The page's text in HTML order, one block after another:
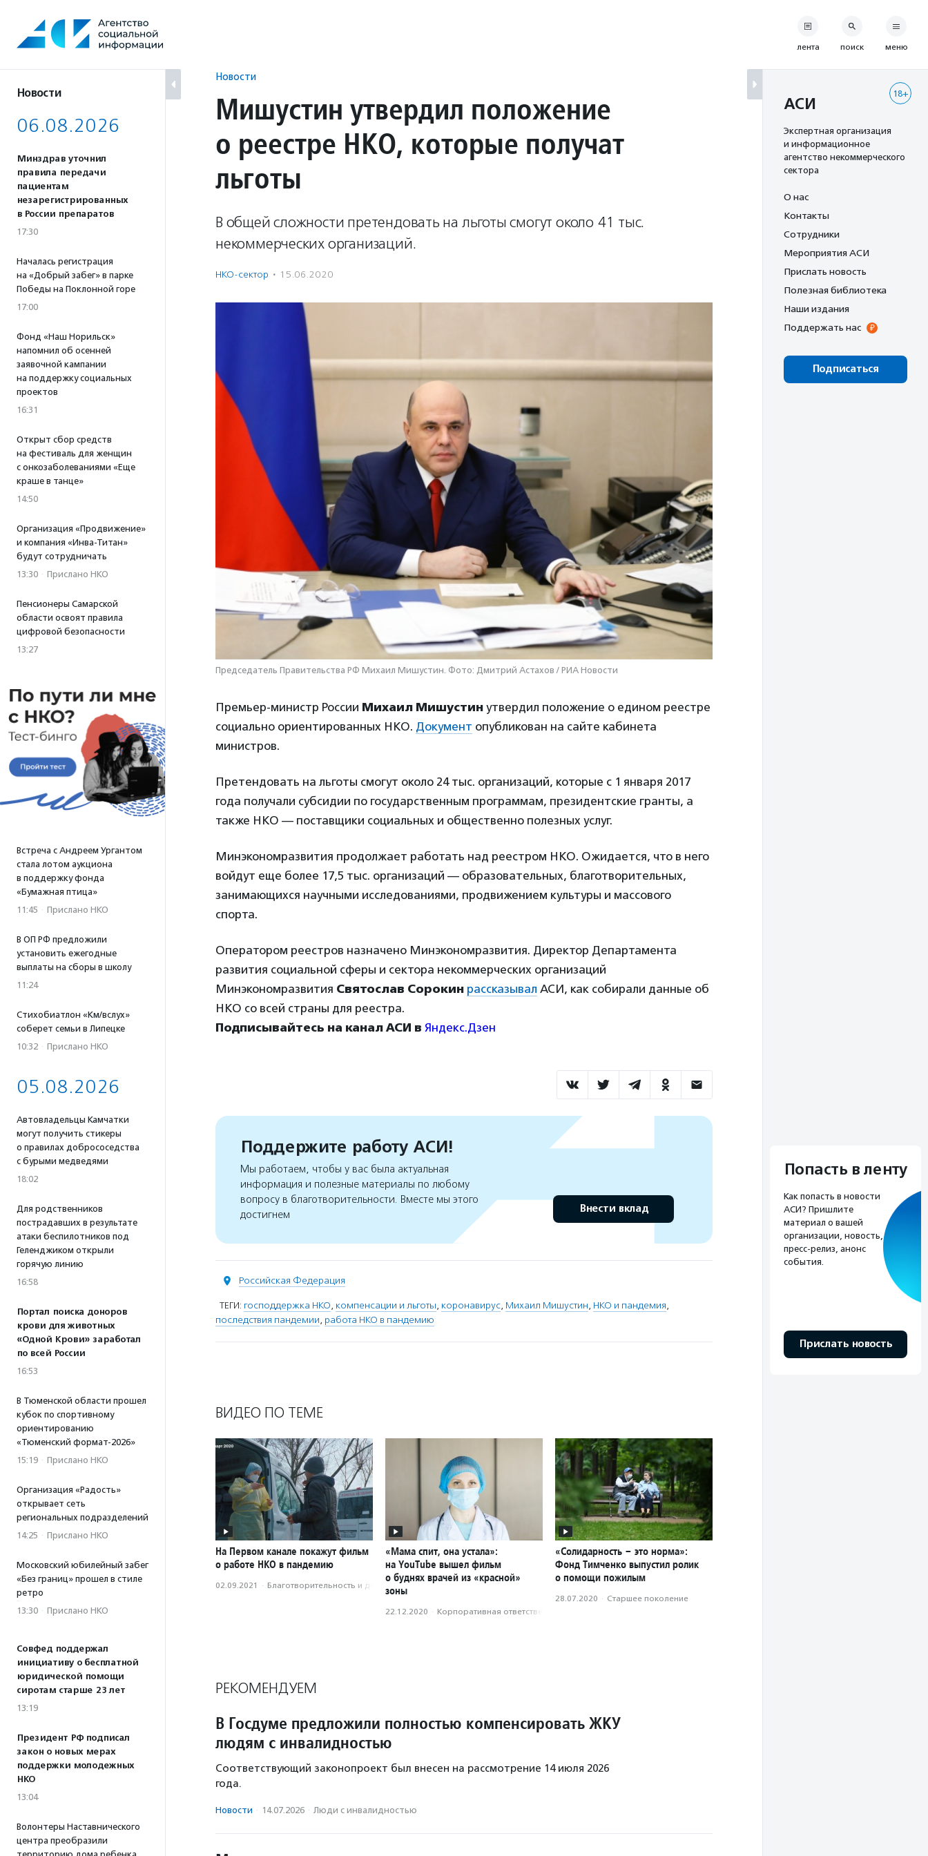
содержанию
Новости
06.08.2026
Минздрав уточнил
правила передачи
пациентам
незарегистрированных
в России препаратов
17:30
Началась регистрация
на «Добрый забег» в парке
Победы на Поклонной горе
17:00
Фонд «Наш Норильск»
напомнил об осенней
заявочной кампании
на поддержку социальных
проектов
16:31
Открыт сбор средств
на фестиваль для женщин
с онкозаболеваниями «Еще
краше в танце»
14:50
Организация «Продвижение»
и компания «Инва-Титан»
будут сотрудничать
13:30 · Прислано НКО
Пенсионеры Самарской
области освоят правила
цифровой безопасности
13:27
Встреча с Андреем Ургантом
стала лотом аукциона
в поддержку фонда
«Бумажная птица»
11:45 · Прислано НКО
В ОП РФ предложили
установить ежегодные
выплаты на сборы в школу
11:24
Стихобиатлон «Км/вслух»
соберет семьи в Липецке
10:32 · Прислано НКО
05.08.2026
Автовладельцы Камчатки
могут получить стикеры
о правилах добрососедства
с бурыми медведями
18:02
Для родственников
пострадавших в результате
атаки беспилотников под
Геленджиком открыли
горячую линию
16:58
Портал поиска доноров
крови для животных
«Одной Крови» заработал
по всей России
16:53
В Тюменской области прошел
кубок по спортивному
ориентированию
«Тюменский формат-2026»
15:19 · Прислано НКО
Организация «Радость»
открывает сеть
региональных подразделений
14:25 · Прислано НКО
Московский юбилейный забег
«Без границ» прошел в стиле
ретро
13:30 · Прислано НКО
Совфед поддержал
инициативу о бесплатной
юридической помощи
сиротам старше 23 лет
13:19
Президент РФ подписал
закон о новых мерах
поддержки молодежных
НКО
13:04
Волонтеры Наставнического
центра преобразили
Новости
Мишустин утвердил положение
о реестре НКО, которые получат
льготы
В общей сложности претендовать на льготы смогут около 41 тыс.
некоммерческих организаций.
НКО-сектор · 15.06.2020
Председатель Правительства РФ Михаил Мишустин. Фото: Дмитрий Астахов / РИА Новости
Премьер-министр России Михаил Мишустин утвердил положение о едином реестре
социально ориентированных НКО. Документ опубликован на сайте кабинета
министров.
Претендовать на льготы смогут около 24 тыс. организаций, которые с 1 января 2017
года получали субсидии по государственным программам, президентские гранты, а
также НКО — поставщики социальных и общественно полезных услуг.
Минэкономразвития продолжает работать над реестром НКО. Ожидается, что в него
войдут еще более 17,5 тыс. организаций — образовательных, благотворительных,
занимающихся научными исследованиями, продвижением культуры и массового
спорта.
Оператором реестров назначено Минэкономразвития. Директор Департамента
развития социальной сферы и сектора некоммерческих организаций
Минэкономразвития Святослав Сорокин рассказывал АСИ, как собирали данные об
НКО со всей страны для реестра.
Подписывайтесь на канал АСИ в Яндекс.Дзен
Поддержите работу АСИ!
Мы работаем, чтобы у вас была актуальная
информация и полезные материалы по любому
вопросу в благотворительности. Вместе мы этого
достигнем
Внести вклад
Российская Федерация
ТЕГИ: господдержка НКО, компенсации и льготы, коронавирус, Михаил Мишустин, НКО и пандемия,
последствия пандемии, работа НКО в пандемию
ВИДЕО ПО ТЕМЕ
На Первом канале покажут фильм
о работе НКО в пандемию
02.09.2021 · Благотвори­тель­ность и доброволь­чест­во
«Мама спит, она устала»:
на YouTube вышел фильм
о буднях врачей из «красной»
зоны
22.12.2020 · Корпоративная ответственность
«Солидарность – это норма»:
Фонд Тимченко выпустил ролик
о помощи пожилым
28.07.2020 · Старшее поколение
РЕКОМЕНДУЕМ
В Госдуме предложили полностью компенсировать ЖКУ
людям с инвалидностью
Соответствующий законопроект был внесен на рассмотрение 14 июля 2026
года.
Новости · 14.07.2026 · Люди с инвалидностью
лента поиск меню
18+
АСИ
Экспертная организация
и информационное
агентство некоммерческого
сектора
О нас
Контакты
Сотрудники
Мероприятия АСИ
Прислать новость
Полезная библиотека
Наши издания
Поддержать нас
Подписаться
Попасть в ленту
Как попасть в новости
АСИ? Пришлите
материал о вашей
организации, новость,
пресс-релиз, анонс
события.
Прислать новость